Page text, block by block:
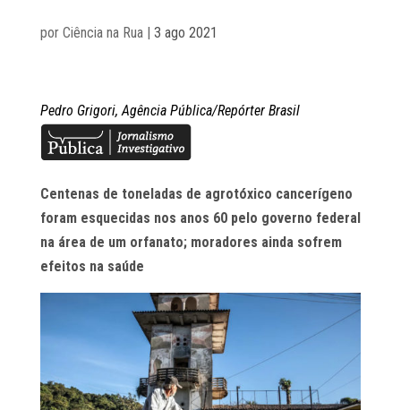
por Ciência na Rua| 3 ago 2021
Pedro Grigori, Agência Pública/Repórter Brasil
Centenas de toneladas de agrotóxico cancerígeno
foram esquecidas nos anos 60 pelo governo federal
na área de um orfanato; moradores ainda sofrem
efeitos na saúde